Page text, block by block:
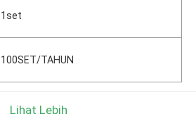
1set
100SET/TAHUN
Lihat Lebih